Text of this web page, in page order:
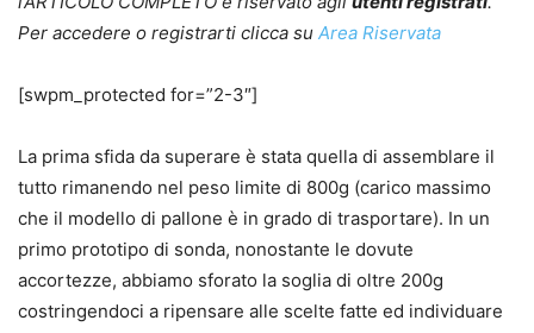
Per accedere o registrarti clicca su Area Riservata
[swpm_protected for=”2-3″]
La prima sfida da superare è stata quella di assemblare il
tutto rimanendo nel peso limite di 800g (carico massimo
che il modello di pallone è in grado di trasportare). In un
primo prototipo di sonda, nonostante le dovute
accortezze, abbiamo sforato la soglia di oltre 200g
costringendoci a ripensare alle scelte fatte ed individuare